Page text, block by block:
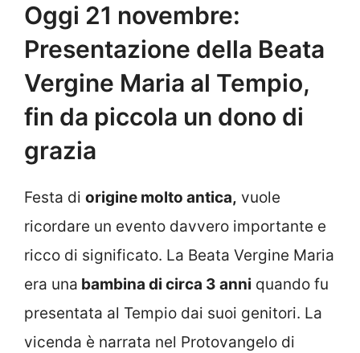
Oggi 21 novembre:
Presentazione della Beata
Vergine Maria al Tempio,
fin da piccola un dono di
grazia
Festa di origine molto antica, vuole
ricordare un evento davvero importante e
ricco di significato. La Beata Vergine Maria
era una bambina di circa 3 anni quando fu
presentata al Tempio dai suoi genitori. La
vicenda è narrata nel Protovangelo di